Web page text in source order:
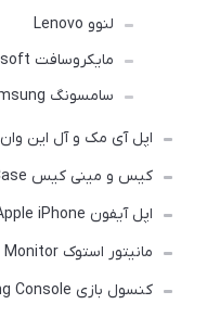
لنوو Lenovo
مایکروسافت Microsoft
سامسونگ Samsung
اپل آی مک و آل این وان Apple iMac and All in one
کیس و مینی کیس Mini Case
اپل آیفون Apple iPhone
مانیتور استوک Monitor
کنسول بازی Gaming Console